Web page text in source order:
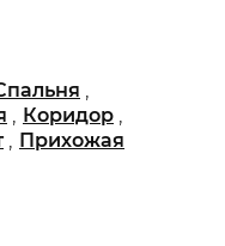
,
, Коридор ,
, Прихожая